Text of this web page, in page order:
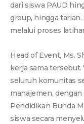
dari siswa PAUD
group, hingga
melalui proses
Head of Event, Ms.
kerja sama tersebut.
seluruh komunitas
manajemen,
Pendidikan Bunda
siswa secara